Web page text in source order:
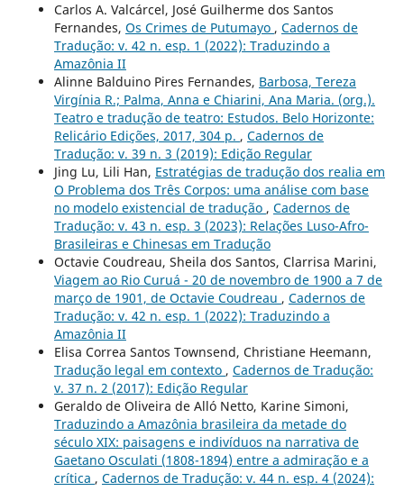
Carlos A. Valcárcel, José Guilherme dos Santos
Fernandes, Os Crimes de Putumayo , Cadernos de
Tradução: v. 42 n. esp. 1 (2022): Traduzindo a
Amazônia II
Alinne Balduino Pires Fernandes, Barbosa, Tereza
Virgínia R.; Palma, Anna e Chiarini, Ana Maria. (org.).
Teatro e tradução de teatro: Estudos. Belo Horizonte:
Relicário Edições, 2017, 304 p. , Cadernos de
Tradução: v. 39 n. 3 (2019): Edição Regular
Jing Lu, Lili Han, Estratégias de tradução dos realia em
O Problema dos Três Corpos: uma análise com base
no modelo existencial de tradução , Cadernos de
Tradução: v. 43 n. esp. 3 (2023): Relações Luso-Afro-
Brasileiras e Chinesas em Tradução
Octavie Coudreau, Sheila dos Santos, Clarrisa Marini,
Viagem ao Rio Curuá - 20 de novembro de 1900 a 7 de
março de 1901, de Octavie Coudreau , Cadernos de
Tradução: v. 42 n. esp. 1 (2022): Traduzindo a
Amazônia II
Elisa Correa Santos Townsend, Christiane Heemann,
Tradução legal em contexto , Cadernos de Tradução:
v. 37 n. 2 (2017): Edição Regular
Geraldo de Oliveira de Alló Netto, Karine Simoni,
Traduzindo a Amazônia brasileira da metade do
século XIX: paisagens e indivíduos na narrativa de
Gaetano Osculati (1808-1894) entre a admiração e a
crítica , Cadernos de Tradução: v. 44 n. esp. 4 (2024):